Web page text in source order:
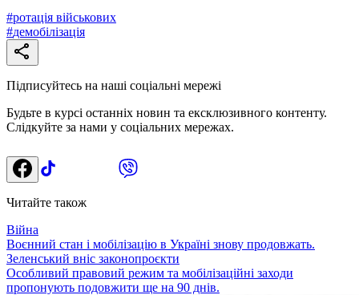
#ротація військових
#демобілізація
Підписуйтесь на наші соціальні мережі
Будьте в курсі останніх новин та ексклюзивного контенту.
Слідкуйте за нами у соціальних мережах.
Читайте також
Війна
Воєнний стан і мобілізацію в Україні знову продовжать.
Зеленський вніс законопроєкти
Особливий правовий режим та мобілізаційні заходи
пропонують подовжити ще на 90 днів.